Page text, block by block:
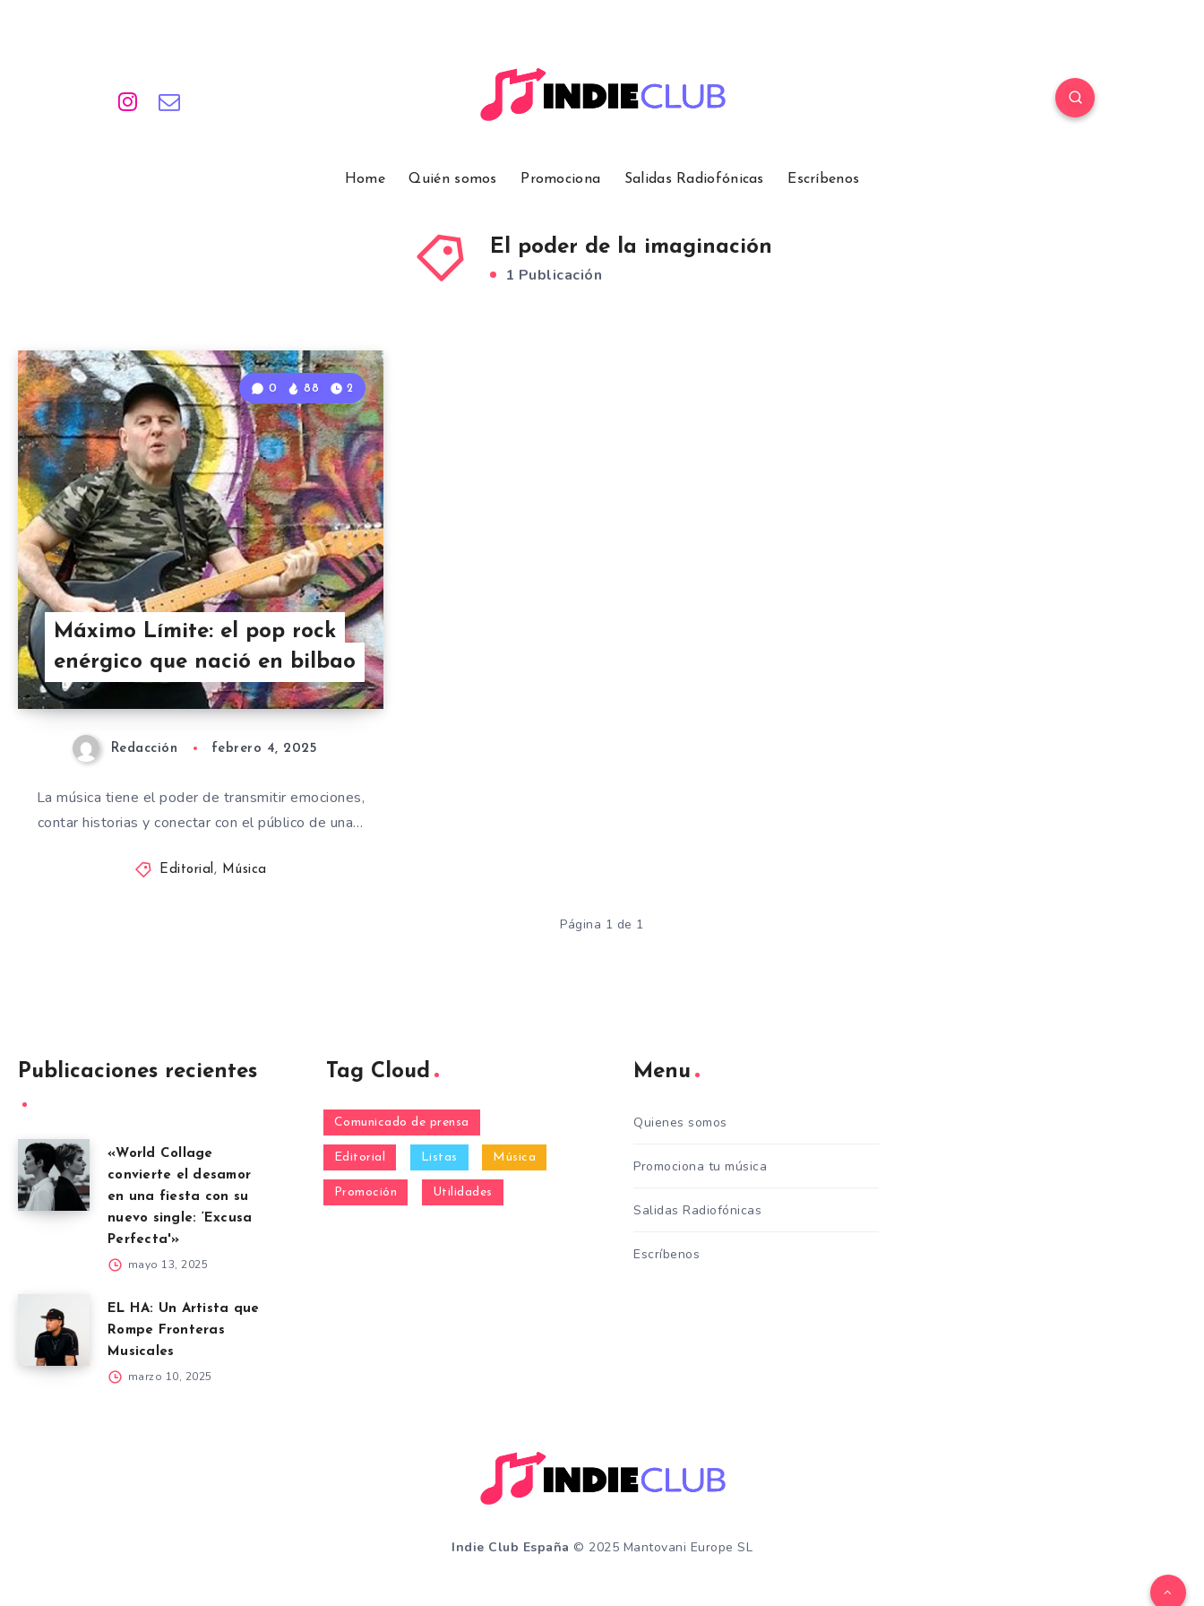
Home Quién somos Promociona Salidas Radiofónicas Escríbenos
El poder de la imaginación
1 Publicación
Máximo Límite: el pop rock
enérgico que nació en bilbao
0 88 2
Redacción febrero 4, 2025
La música tiene el poder de transmitir emociones,
contar historias y conectar con el público de una…
Editorial, Música
Página 1 de 1
Publicaciones recientes
«World Collage
convierte el desamor
en una fiesta con su
nuevo single: ‘Excusa
Perfecta'»
mayo 13, 2025
EL HA: Un Artista que
Rompe Fronteras
Musicales
marzo 10, 2025
Tag Cloud
Comunicado de prensa
Editorial Listas Música
Promoción Utilidades
Menu
Quienes somos
Promociona tu música
Salidas Radiofónicas
Escríbenos
Indie Club España © 2025 Mantovani Europe SL